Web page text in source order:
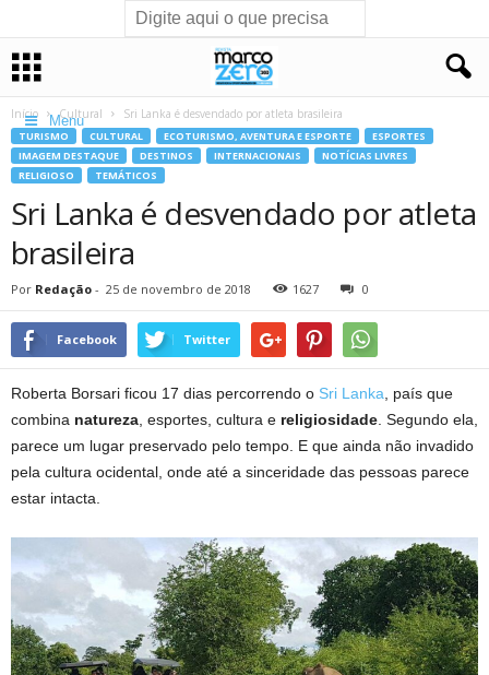
Menu
Início Cultural Sri Lanka é desvendado por atleta brasileira
TURISMO CULTURAL ECOTURISMO, AVENTURA E ESPORTE
ESPORTES
IMAGEM DESTAQUE
DESTINOS INTERNACIONAIS
NOTÍCIAS LIVRES
RELIGIOSO
TEMÁTICOS
Sri Lanka é desvendado por atleta
brasileira
Por Redação - 25 de novembro de 2018 1627 0
Facebook Twitter
Roberta Borsari ficou 17 dias percorrendo o Sri Lanka , país que
combina natureza , esportes, cultura e religiosidade . Segundo ela,
parece um lugar preservado pelo tempo. E que ainda não invadido
pela cultura ocidental, onde até a sinceridade das pessoas parece
estar intacta.